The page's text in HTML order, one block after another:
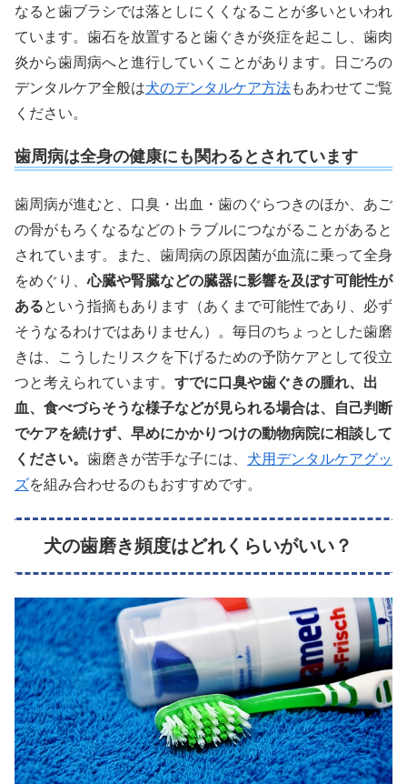
なると歯ブラシでは落としにくくなることが多いといわれ
ています。歯石を放置すると歯ぐきが炎症を起こし、歯肉
炎から歯周病へと進行していくことがあります。日ごろの
デンタルケア全般は犬のデンタルケア方法もあわせてご覧
ください。
歯周病は全身の健康にも関わるとされています
歯周病が進むと、口臭・出血・歯のぐらつきのほか、あご
の骨がもろくなるなどのトラブルにつながることがあると
されています。また、歯周病の原因菌が血流に乗って全身
をめぐり、心臓や腎臓などの臓器に影響を及ぼす可能性が
あるという指摘もあります（あくまで可能性であり、必ず
そうなるわけではありません）。毎日のちょっとした歯磨
きは、こうしたリスクを下げるための予防ケアとして役立
つと考えられています。 すでに口臭や歯ぐきの腫れ、出
血、食べづらそうな様子などが見られる場合は、自己判断
でケアを続けず、早めにかかりつけの動物病院に相談して
ください。 歯磨きが苦手な子には、 犬用デンタルケアグッ
ズを組み合わせるのもおすすめです。
犬の歯磨き頻度はどれくらいがいい？